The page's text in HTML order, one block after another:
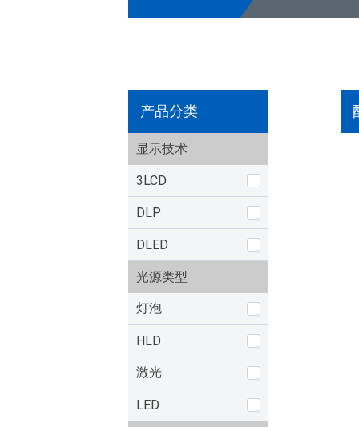
产品分类
显示技术
3LCD
DLP
DLED
光源类型
灯泡
HLD
激光
LED